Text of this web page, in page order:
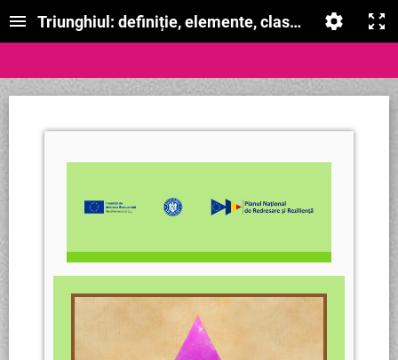
Triunghiul: definiție, elemente, clasificare,